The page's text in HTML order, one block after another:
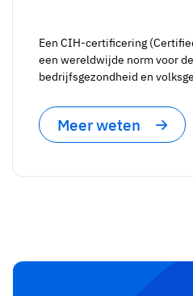
Een CIH-certificering
een wereldwijde norm voor
bedrijfsgezondheid en
Meer weten